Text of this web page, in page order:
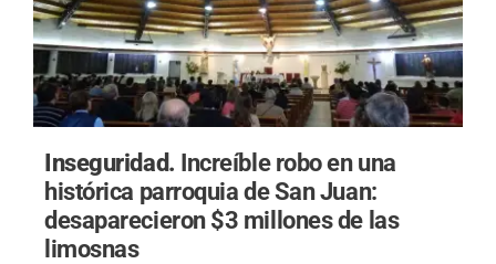
Inseguridad. Increíble robo en una
histórica parroquia de San Juan:
desaparecieron $3 millones de las
limosnas